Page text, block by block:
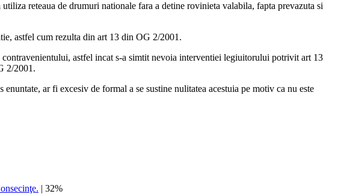
reteaua de drumuri nationale fara a detine rovinieta valabila, fapta prevazuta si
astfel cum rezulta din art 13 din OG 2/2001.
astfel incat s-a simtit nevoia interventiei legiuitorului potrivit art 13
2/2001.
ar fi excesiv de formal a se sustine nulitatea acestuia pe motiv ca nu este
| 32%